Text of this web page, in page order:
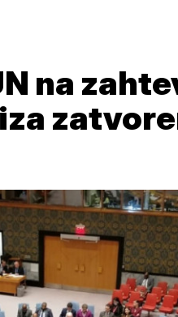
na